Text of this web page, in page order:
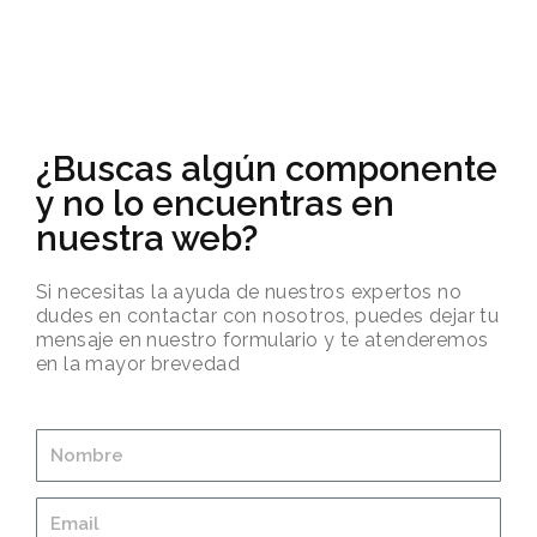
¿Buscas algún componente
y no lo encuentras en
nuestra web?
Si necesitas la ayuda de nuestros expertos no
dudes en contactar con nosotros, puedes dejar tu
mensaje en nuestro formulario y te atenderemos
en la mayor brevedad